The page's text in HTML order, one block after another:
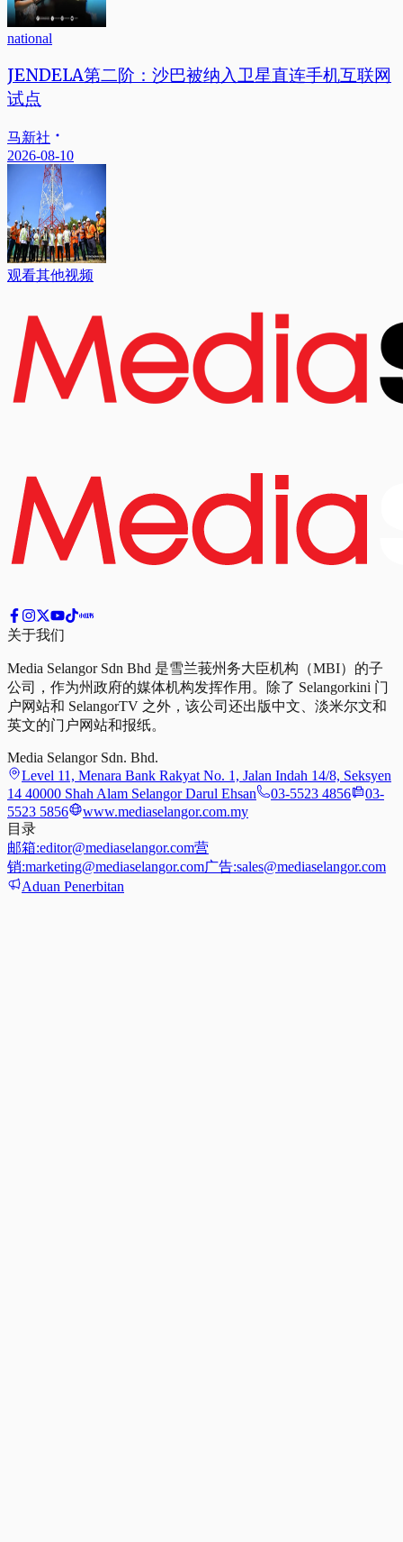
national
JENDELA第二阶：沙巴被纳入卫星直连手机互联网
试点
马新社
2026-08-10
观看其他视频
关于我们
Media Selangor Sdn Bhd 是雪兰莪州务大臣机构（MBI）的子
公司，作为州政府的媒体机构发挥作用。除了 Selangorkini 门
户网站和 SelangorTV 之外，该公司还出版中文、淡米尔文和
英文的门户网站和报纸。
Media Selangor Sdn. Bhd.
Level 11, Menara Bank Rakyat No. 1, Jalan Indah 14/8, Seksyen
14 40000 Shah Alam Selangor Darul Ehsan
03-5523 4856
03-
5523 5856
www.mediaselangor.com.my
目录
邮箱:editor@mediaselangor.com营
销:marketing@mediaselangor.com广告:sales@mediaselangor.com
Aduan Penerbitan